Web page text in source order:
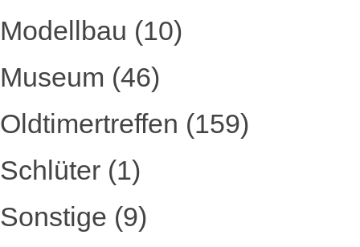
Modellbau (10)
Museum (46)
Oldtimertreffen (159)
Schlüter (1)
Sonstige (9)